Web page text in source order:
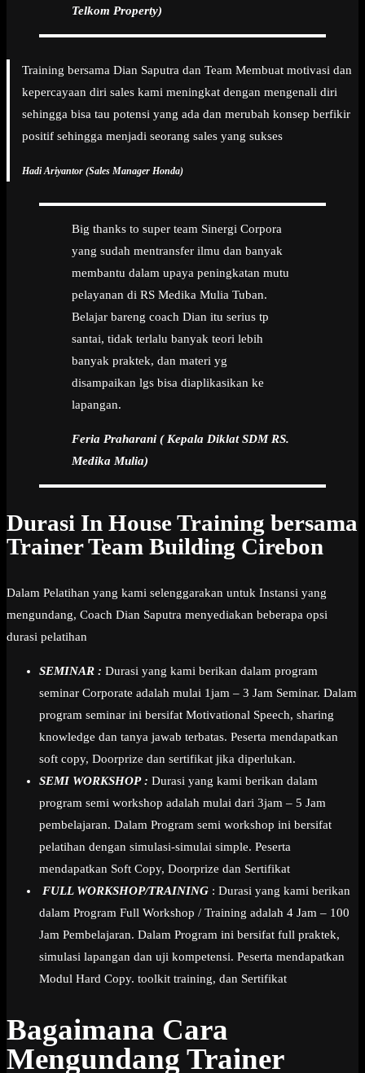
Telkom Property)
Training bersama Dian Saputra dan Team Membuat motivasi dan
kepercayaan diri sales kami meningkat dengan mengenali diri
sehingga bisa tau potensi yang ada dan merubah konsep berfikir
positif sehingga menjadi seorang sales yang sukses
Hadi Ariyantor (Sales Manager Honda)
Big thanks to super team Sinergi Corpora
yang sudah mentransfer ilmu dan banyak
membantu dalam upaya peningkatan mutu
pelayanan di RS Medika Mulia Tuban.
Belajar bareng coach Dian itu serius tp
santai, tidak terlalu banyak teori lebih
banyak praktek, dan materi yg
disampaikan lgs bisa diaplikasikan ke
lapangan.
Feria Praharani ( Kepala Diklat SDM RS.
Medika Mulia)
Durasi In House Training bersama
Trainer Team Building Cirebon
Dalam Pelatihan yang kami selenggarakan untuk Instansi yang
mengundang, Coach Dian Saputra menyediakan beberapa opsi
durasi pelatihan
SEMINAR : Durasi yang kami berikan dalam program
seminar Corporate adalah mulai 1jam – 3 Jam Seminar. Dalam
program seminar ini bersifat Motivational Speech, sharing
knowledge dan tanya jawab terbatas. Peserta mendapatkan
soft copy, Doorprize dan sertifikat jika diperlukan.
SEMI WORKSHOP : Durasi yang kami berikan dalam
program semi workshop adalah mulai dari 3jam – 5 Jam
pembelajaran. Dalam Program semi workshop ini bersifat
pelatihan dengan simulasi-simulai simple. Peserta
mendapatkan Soft Copy, Doorprize dan Sertifikat
FULL WORKSHOP/TRAINING : Durasi yang kami berikan
dalam Program Full Workshop / Training adalah 4 Jam – 100
Jam Pembelajaran. Dalam Program ini bersifat full praktek,
simulasi lapangan dan uji kompetensi. Peserta mendapatkan
Modul Hard Copy. toolkit training, dan Sertifikat
Bagaimana Cara
Mengundang Trainer